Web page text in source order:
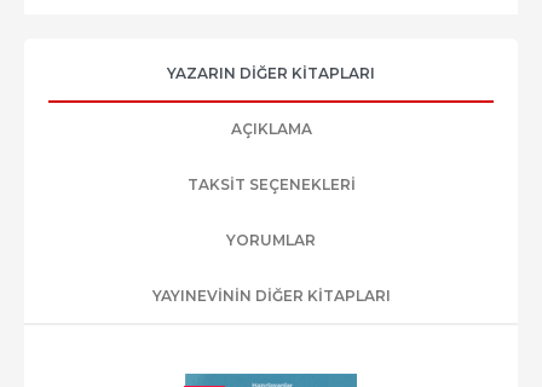
YAZARIN DIĞER KITAPLARI
AÇIKLAMA
TAKSIT SEÇENEKLERI
YORUMLAR
YAYINEVININ DIĞER KITAPLARI